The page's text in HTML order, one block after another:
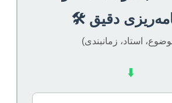
دقیق 🛠️
استاد، زمانبندی)
⬇️